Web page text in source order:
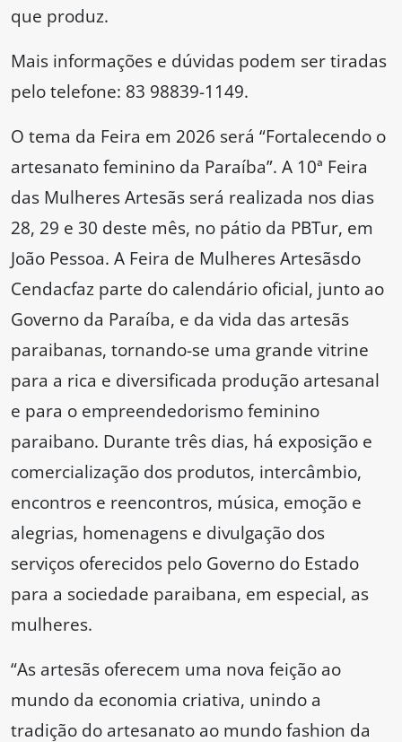
que produz.
Mais informações e dúvidas podem ser tiradas
pelo telefone: 83 98839-1149.
O tema da Feira em 2026 será “Fortalecendo o
artesanato feminino da Paraíba”. A 10ª Feira
das Mulheres Artesãs será realizada nos dias
28, 29 e 30 deste mês, no pátio da PBTur, em
João Pessoa. A Feira de Mulheres Artesãsdo
Cendacfaz parte do calendário oficial, junto ao
Governo da Paraíba, e da vida das artesãs
paraibanas, tornando-se uma grande vitrine
para a rica e diversificada produção artesanal
e para o empreendedorismo feminino
paraibano. Durante três dias, há exposição e
comercialização dos produtos, intercâmbio,
encontros e reencontros, música, emoção e
alegrias, homenagens e divulgação dos
serviços oferecidos pelo Governo do Estado
para a sociedade paraibana, em especial, as
mulheres.
“As artesãs oferecem uma nova feição ao
mundo da economia criativa, unindo a
tradição do artesanato ao mundo fashion da